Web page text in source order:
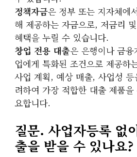
정책자금은 정부 또는 지자체에
해 제공하는 자금으로, 저금리
혜택을 누릴 수 있습니다.
창업 전용 대출은 은행이나 금융
업에게 특화된 조건으로 제공하
사업 계획, 예상 매출, 사업성
려하여 가장 적합한 대출 제품
요합니다.
질문. 사업자등록 없
출을 받을 수 있나요?